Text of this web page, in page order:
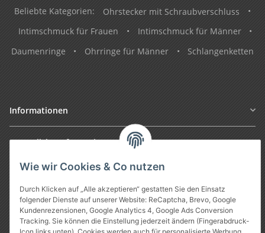
Wie wir Cookies & Co nutzen
Durch Klicken auf „Alle akzeptieren“ gestatten Sie den Einsatz
folgender Dienste auf unserer Website: ReCaptcha, Brevo, Google
Kundenrezensionen, Google Analytics 4, Google Ads Conversion
Tracking. Sie können die Einstellung jederzeit ändern (Fingerabdruck-
Beliebte Kategorien: Ohrstecker mit Schraubverschluss
•
Intimschmuck für Frauen
• Intimschmuck für Männer
•
Daumenringe
• Ohrringe für Männer • Schlangenketten
Informationen
Gesetzliche Informationen